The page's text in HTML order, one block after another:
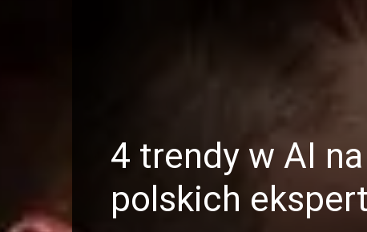
4 trendy w AI
polskich